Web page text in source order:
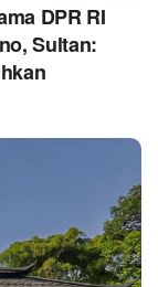
DPR RI
Sultan: